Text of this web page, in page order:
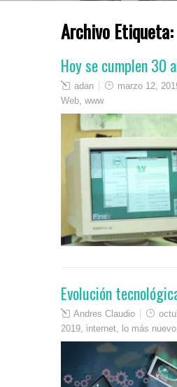
Archivo Etiqueta:
Hoy se cumplen 30
adan marzo 12,
Web, www
Evolución
Andres Claudio
2019 internet lo más nuevo